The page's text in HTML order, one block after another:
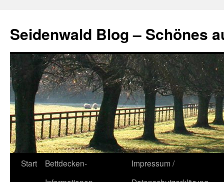
Seidenwald Blog – Schönes
Zum
Start
Bettdecken-
Impressum /